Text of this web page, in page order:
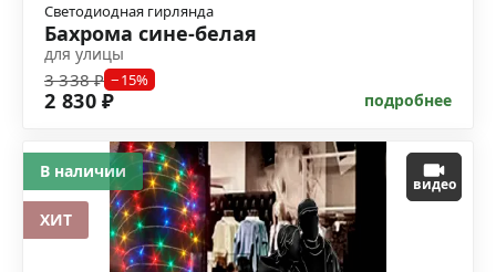
Светодиодная гирлянда
Бахрома сине-белая
для улицы
3 338 ₽ −15%
2 830 ₽ подробнее
видео
В наличии
ХИТ